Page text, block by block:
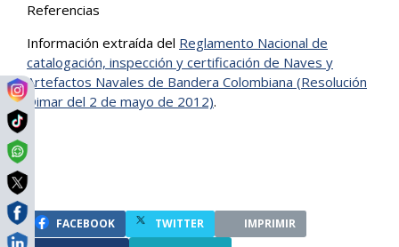
Referencias
Información extraída del Reglamento Nacional de
catalogación, inspección y certificación de Naves y
Artefactos Navales de Bandera Colombiana (Resolución
Dimar del 2 de mayo de 2012).
FACEBOOK TWITTER IMPRIMIR